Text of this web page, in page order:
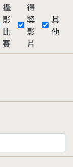
攝
影
比
賽
得
獎
影
片
其
他